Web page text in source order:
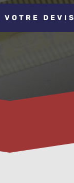
VOTRE DEVIS